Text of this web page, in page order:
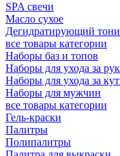
SPA свечи
Масло сухое
Дегидратирующий
все товары категории
Наборы баз и топов
Наборы для ухода за
Наборы для ухода за
Наборы для мужчин
все товары категории
Гель-краски
Палитры
Полипалитры